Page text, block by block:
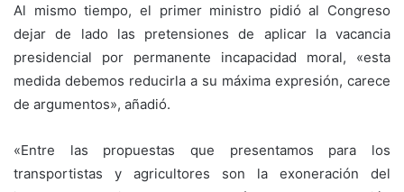
Al mismo tiempo, el primer ministro pidió al Congreso
dejar de lado las pretensiones de aplicar la vacancia
presidencial por permanente incapacidad moral, «esta
medida debemos reducirla a su máxima expresión, carece
de argumentos», añadió.
«Entre las propuestas que presentamos para los
transportistas y agricultores son la exoneración del